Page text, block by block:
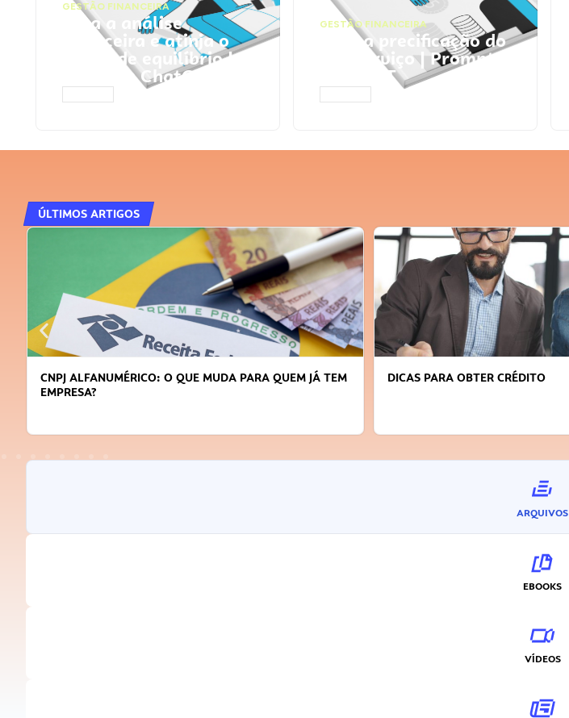
GESTÃO FINANCEIRA
Faça a análise
financeira e atinja o
ponto de equilíbrio |
Prompts ChatGPT
GESTÃO FINANCEIRA
Faça a precificação do
seu serviço | Prompts
ChatGPT
ÚLTIMOS ARTIGOS
CNPJ ALFANUMÉRICO: O QUE MUDA PARA QUEM JÁ TEM
EMPRESA?
DICAS PARA OBTER CRÉDITO
ARQUIVOS
EBOOKS
VÍDEOS